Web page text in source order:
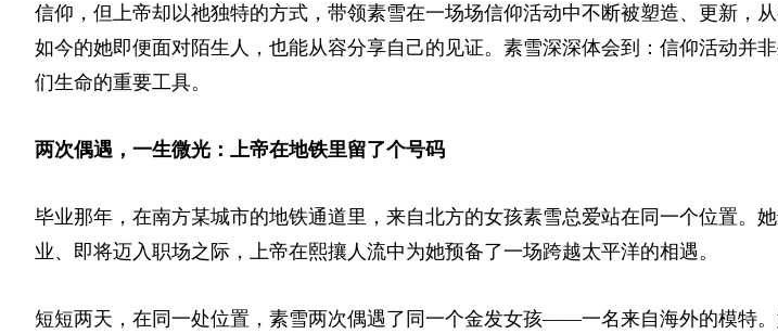
信仰，但上帝却以祂独特的方式，带领素雪在一场场信仰活动中不断被塑造、更新，
如今的她即便面对陌生人，也能从容分享自己的见证。素雪深深体会到：信仰活动并
们生命的重要工具。
两次偶遇，一生微光：上帝在地铁里留了个号码
毕业那年，在南方某城市的地铁通道里，来自北方的女孩素雪总爱站在同一个位置。
业、即将迈入职场之际，上帝在熙攘人流中为她预备了一场跨越太平洋的相遇。
短短两天，在同一处位置，素雪两次偶遇了同一个金发女孩——一名来自海外的模特